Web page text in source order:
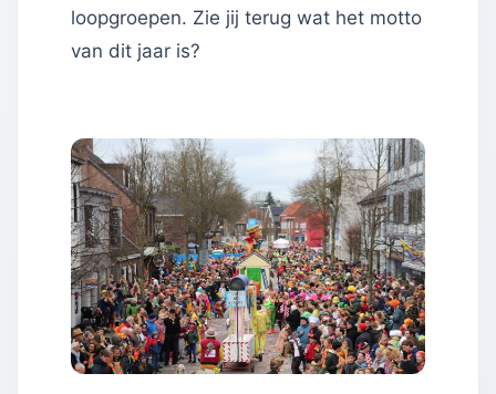
loopgroepen. Zie jij terug wat het motto
van dit jaar is?